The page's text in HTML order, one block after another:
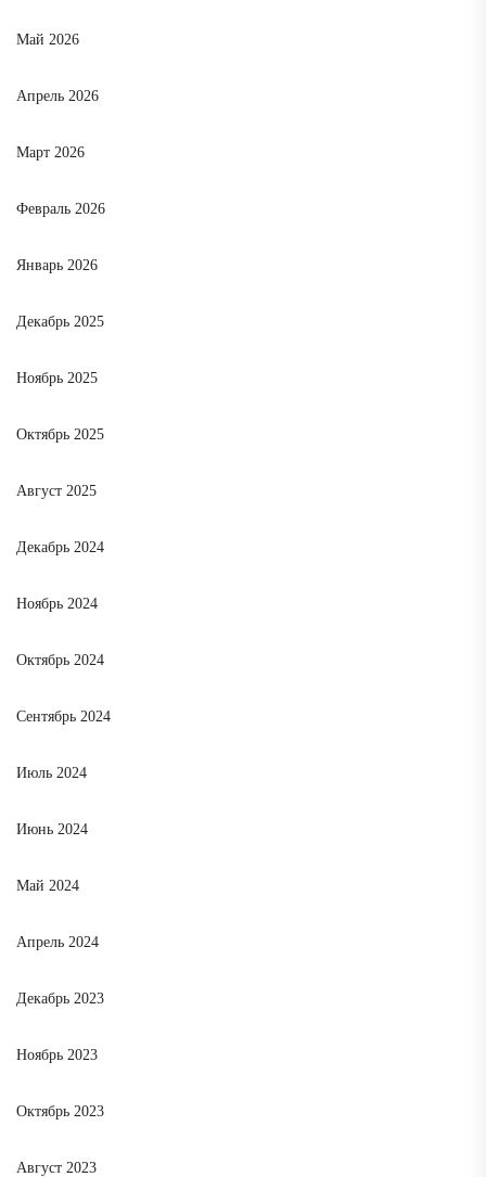
Май 2026
Апрель 2026
Март 2026
Февраль 2026
Январь 2026
Декабрь 2025
Ноябрь 2025
Октябрь 2025
Август 2025
Декабрь 2024
Ноябрь 2024
Октябрь 2024
Сентябрь 2024
Июль 2024
Июнь 2024
Май 2024
Апрель 2024
Декабрь 2023
Ноябрь 2023
Октябрь 2023
Август 2023